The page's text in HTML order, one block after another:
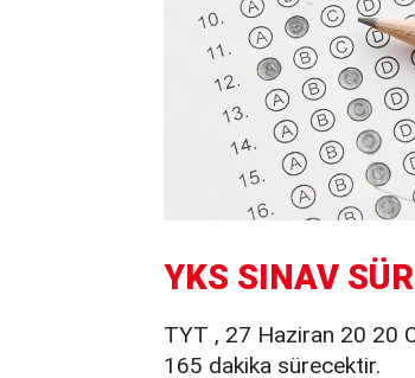
YKS SINAV
TYT , 27 Haziran 20 20
165 dakika sürecektir.